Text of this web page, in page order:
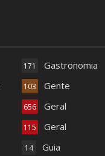
Gastronomia
171
Gente
103
Geral
656
Geral
115
Guia
14